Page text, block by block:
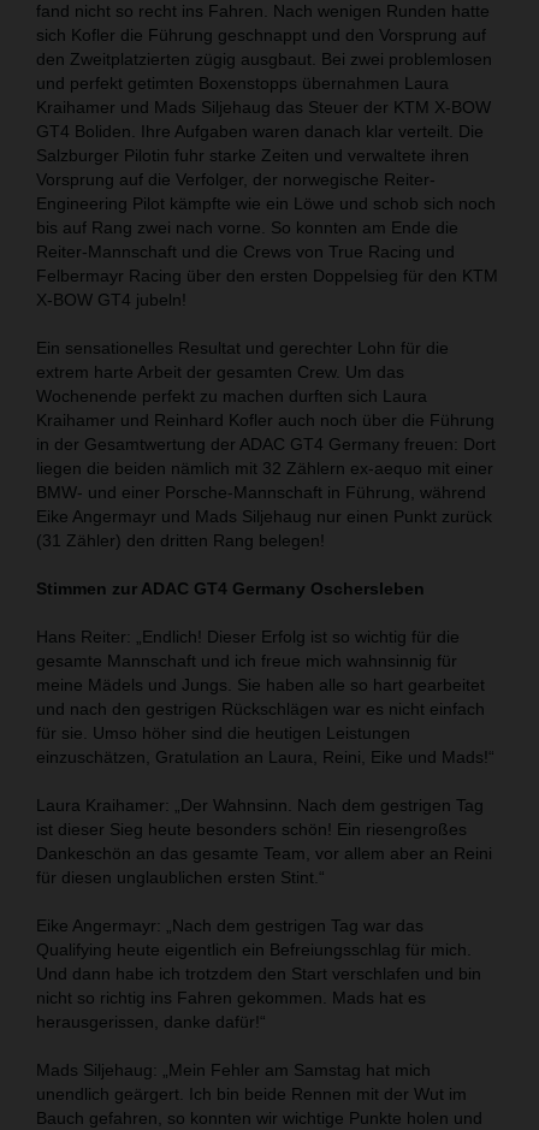
fand nicht so recht ins Fahren. Nach wenigen Runden hatte
sich Kofler die Führung geschnappt und den Vorsprung auf
den Zweitplatzierten zügig ausgbaut. Bei zwei problemlosen
und perfekt getimten Boxenstopps übernahmen Laura
Kraihamer und Mads Siljehaug das Steuer der KTM X-BOW
GT4 Boliden. Ihre Aufgaben waren danach klar verteilt. Die
Salzburger Pilotin fuhr starke Zeiten und verwaltete ihren
Vorsprung auf die Verfolger, der norwegische Reiter-
Engineering Pilot kämpfte wie ein Löwe und schob sich noch
bis auf Rang zwei nach vorne. So konnten am Ende die
Reiter-Mannschaft und die Crews von True Racing und
Felbermayr Racing über den ersten Doppelsieg für den KTM
X-BOW GT4 jubeln!
Ein sensationelles Resultat und gerechter Lohn für die
extrem harte Arbeit der gesamten Crew. Um das
Wochenende perfekt zu machen durften sich Laura
Kraihamer und Reinhard Kofler auch noch über die Führung
in der Gesamtwertung der ADAC GT4 Germany freuen: Dort
liegen die beiden nämlich mit 32 Zählern ex-aequo mit einer
BMW- und einer Porsche-Mannschaft in Führung, während
Eike Angermayr und Mads Siljehaug nur einen Punkt zurück
(31 Zähler) den dritten Rang belegen!
Stimmen zur ADAC GT4 Germany Oschersleben
Hans Reiter: „Endlich! Dieser Erfolg ist so wichtig für die
gesamte Mannschaft und ich freue mich wahnsinnig für
meine Mädels und Jungs. Sie haben alle so hart gearbeitet
und nach den gestrigen Rückschlägen war es nicht einfach
für sie. Umso höher sind die heutigen Leistungen
einzuschätzen, Gratulation an Laura, Reini, Eike und Mads!“
Laura Kraihamer: „Der Wahnsinn. Nach dem gestrigen Tag
ist dieser Sieg heute besonders schön! Ein riesengroßes
Dankeschön an das gesamte Team, vor allem aber an Reini
für diesen unglaublichen ersten Stint.“
Eike Angermayr: „Nach dem gestrigen Tag war das
Qualifying heute eigentlich ein Befreiungsschlag für mich.
Und dann habe ich trotzdem den Start verschlafen und bin
nicht so richtig ins Fahren gekommen. Mads hat es
herausgerissen, danke dafür!“
Mads Siljehaug: „Mein Fehler am Samstag hat mich
unendlich geärgert. Ich bin beide Rennen mit der Wut im
Bauch gefahren, so konnten wir wichtige Punkte holen und